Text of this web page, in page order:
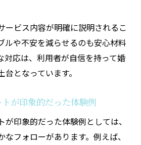
ービス内容が明確に説明されるこ
ルや不安を減らせるのも安心材料
対応は、利用者が自信を持って婚
となっています。
が印象的だった体験例
印象的だった体験例としては、
フォローがあります。例えば、